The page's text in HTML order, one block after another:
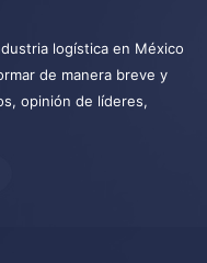
logística en México
de manera breve y
opinión de líderes,